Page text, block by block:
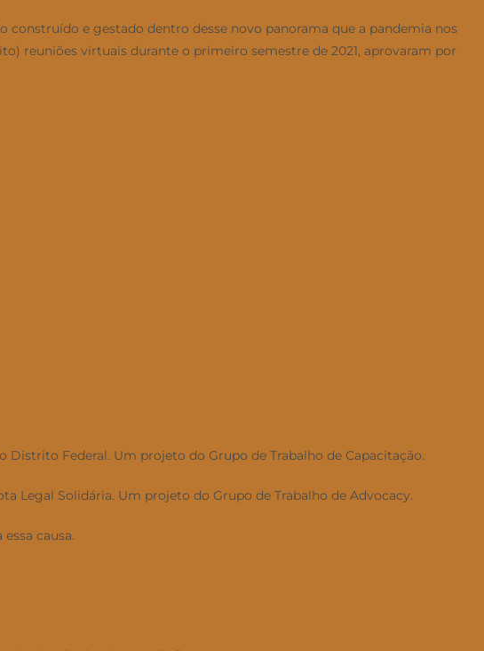
construído e gestado dentro desse novo panorama que a pandemia nos
reuniões virtuais durante o primeiro semestre de 2021, aprovaram por
Distrito Federal. Um projeto do Grupo de Trabalho de Capacitação.
Legal Solidária. Um projeto do Grupo de Trabalho de Advocacy.
causa.